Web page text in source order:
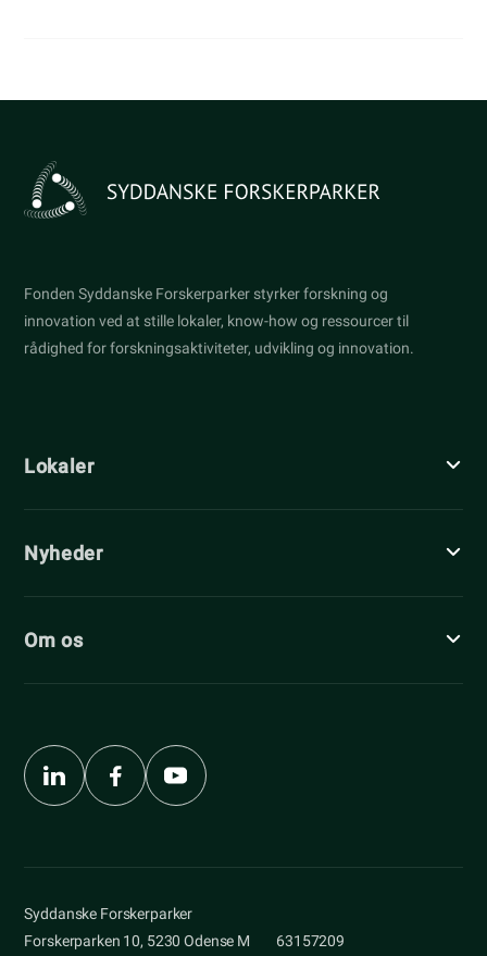
Fonden Syddanske Forskerparker styrker forskning og
innovation ved at stille lokaler, know-how og ressourcer til
rådighed for forskningsaktiviteter, udvikling og innovation.
Lokaler
Nyheder
Om os
Syddanske Forskerparker
Forskerparken 10, 5230 Odense M
63157209